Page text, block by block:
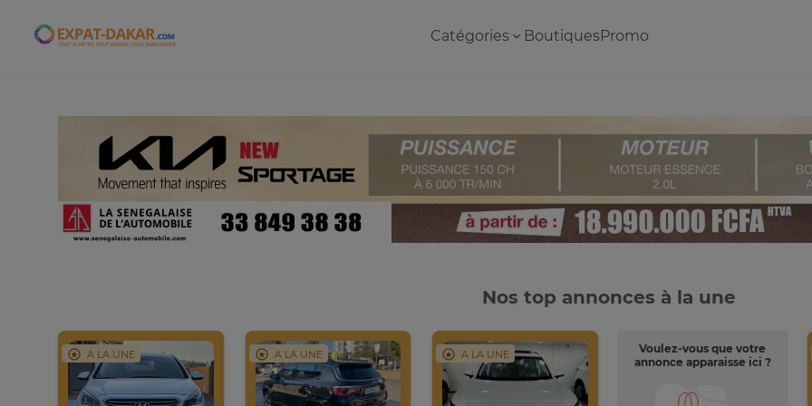
Expat-Dakar Catégories BoutiquesPromo
Nos top annonces à la une
A LA UNE A LA UNE A LA UNE
Voulez-vous que votre
annonce apparaisse ici ?